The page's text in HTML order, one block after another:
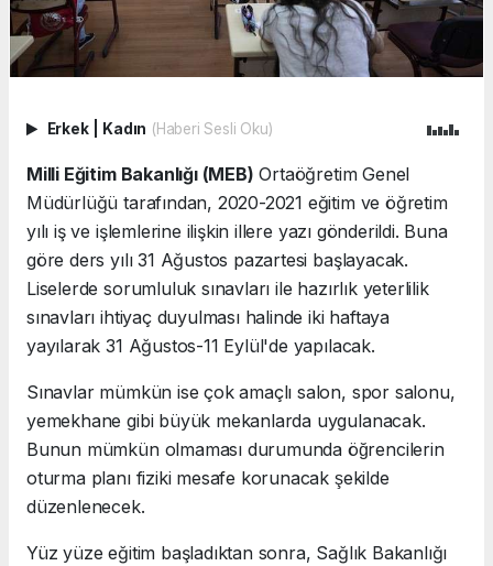
Erkek Kadın (Haberi Sesli Oku)
Milli Eğitim Bakanlığı (MEB) Ortaöğretim Genel
Müdürlüğü tarafından, 2020-2021 eğitim ve öğretim
yılı iş ve işlemlerine ilişkin illere yazı gönderildi. Buna
göre ders yılı 31 Ağustos pazartesi başlayacak.
Liselerde sorumluluk sınavları ile hazırlık yeterlilik
sınavları ihtiyaç duyulması halinde iki haftaya
yayılarak 31 Ağustos-11 Eylül'de yapılacak.
Sınavlar mümkün ise çok amaçlı salon, spor salonu,
yemekhane gibi büyük mekanlarda uygulanacak.
Bunun mümkün olmaması durumunda öğrencilerin
oturma planı fiziki mesafe korunacak şekilde
düzenlenecek.
Yüz yüze eğitim başladıktan sonra, Sağlık Bakanlığı